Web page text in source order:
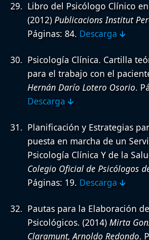
Libro del Psicólogo Clínico
(2012) Publicacions Institut
Páginas: 84. Descarga 🡳
Psicología Clínica. Cartilla
para el trabajo con el
Hernán Darío Lotero Osorio.
Descarga 🡳
Planificación y Estrategias
puesta en marcha de un
Psicología Clínica Y de la
Colegio Oficial de Psicólogos
Páginas: 19. Descarga 🡳
Pautas para la Elaboración
Psicológicos. (2014) Mirta
Claramunt, Arnoldo Redondo.